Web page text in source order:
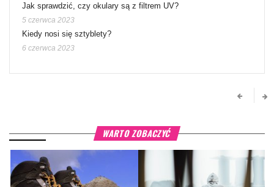
Jak sprawdzić, czy okulary są z filtrem UV?
5 czerwca 2023
Kiedy nosi się sztyblety?
6 czerwca 2023
WARTO ZOBACZYĆ